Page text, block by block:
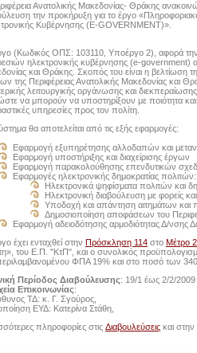
Ανατολικής Μακεδονίας- Θράκης
την προκήρυξη για το έργο
Κυβέρνησης (E-GOVERNMENT)».
(Κωδικός ΟΠΣ: 103110, Υποέργο 2), αφορά
ηλεκτρονικής κυβέρνησης (e-government)
και Θράκης. Σκοπός του είναι η βελτίωση
της Περιφέρειας Ανατολικής Μακεδονίας και
λειτουργικής οργάνωσης και
να μπορούν να υποστηρίξουν με ποιότητα και
υπηρεσίες προς τον πολίτη.
θα αποτελείται από τις εξής εφαρμογές:
Εφαρμογή εξυπηρέτησης αλλοδαπών και
Εφαρμογή υποστήριξης και διαχείρισης έργων
Εφαρμογή παρακολούθησης επενδυτικών
Εφαρμογές ηλεκτρονικής δημοκρατίας πολιτών:
Ηλεκτρονικά ψηφίσματα πολιτών και
Ηλεκτρονική διαβούλευση με φορείς
Υποδοχή και απάντηση αιτημάτων
Δημοσιοποίηση αποφάσεων του
Εφαρμογή αδειοδότησης αρμοδιότητας Δ/νσης
έχει ενταχθεί στην Πρόσκληση 114 στο Μέτρο
του Ε.Π. "ΚτΠ", και ο συνολικός
ΦΠΑ 19% και στο ποσό των
Περίοδος Διαβούλευσης: 19/1 έως 2/2/2009
Επικοινωνίας:
ΤΔ: κ. Γ. Σγούρος,
ΕΥΔ: Κατερίνα Στάθη,
πληροφορίες στις Διαβουλεύσεις και στην